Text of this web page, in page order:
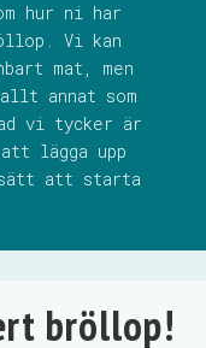
hur ni har
Vi kan
mat, men
annat som
vi tycker är
lägga upp
att starta
bröllop!